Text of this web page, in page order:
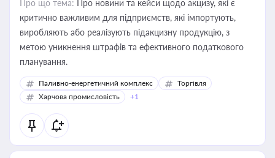
Про що тема: Про новини та кейси щодо акцизу, які є
критично важливим для підприємств, які імпортують,
виробляють або реалізують підакцизну продукцію, з
метою уникнення штрафів та ефективного податкового
планування.
Паливно-енергетичний комплекс
Торгівля
Харчова промисловість
+1